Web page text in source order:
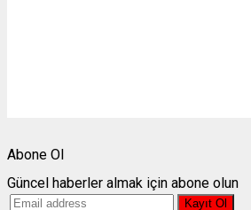
Abone Ol
Güncel haberler almak için abone olun